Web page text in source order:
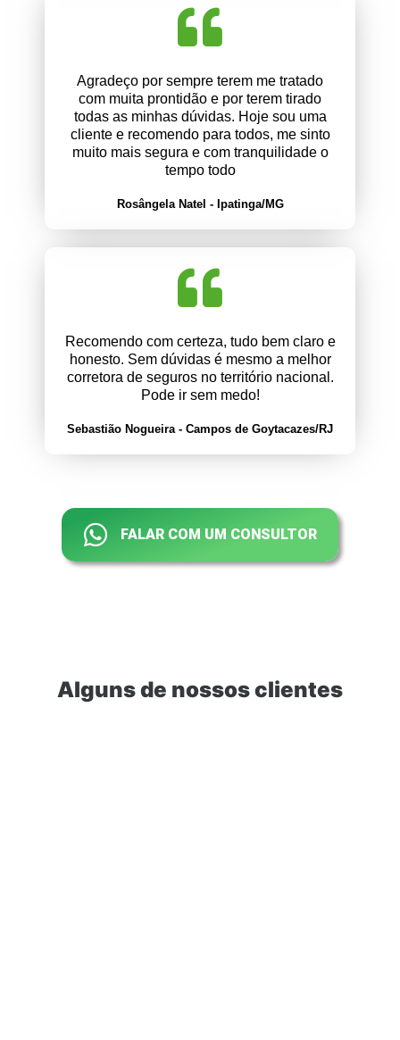
Agradeço por sempre terem me tratado
com muita prontidão e por terem tirado
todas as minhas dúvidas. Hoje sou uma
cliente e recomendo para todos, me sinto
muito mais segura e com tranquilidade o
tempo todo
Rosângela Natel - Ipatinga/MG
Recomendo com certeza, tudo bem claro e
honesto. Sem dúvidas é mesmo a melhor
corretora de seguros no território nacional.
Pode ir sem medo!
Sebastião Nogueira - Campos de Goytacazes/RJ
FALAR COM UM CONSULTOR
Alguns de nossos clientes